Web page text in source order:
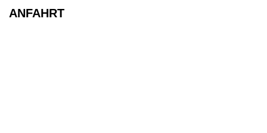
ANFAHRT